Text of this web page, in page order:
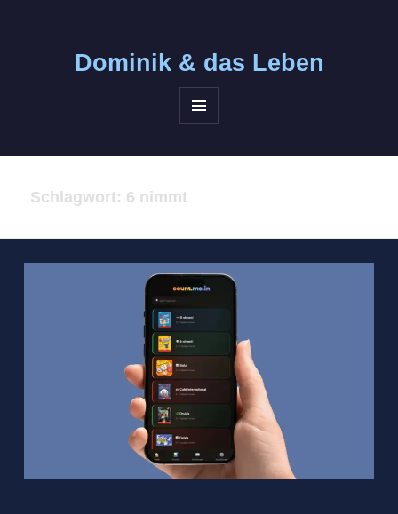
Dominik & das Leben
WIDGETS
Schlagwort: 6 nimmt